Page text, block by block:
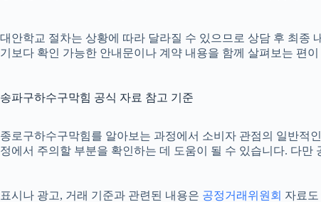
대안학교 절차는 상황에 따라 달라질 수 있으므로 상담 후 최종
기보다 확인 가능한 안내문이나 계약 내용을 함께 살펴보는 편
송파구하수구막힘 공식 자료 참고 기준
종로구하수구막힘를 알아보는 과정에서 소비자 관점의 일반적
정에서 주의할 부분을 확인하는 데 도움이 될 수 있습니다. 다
표시나 광고, 거래 기준과 관련된 내용은 공정거래위원회 자료